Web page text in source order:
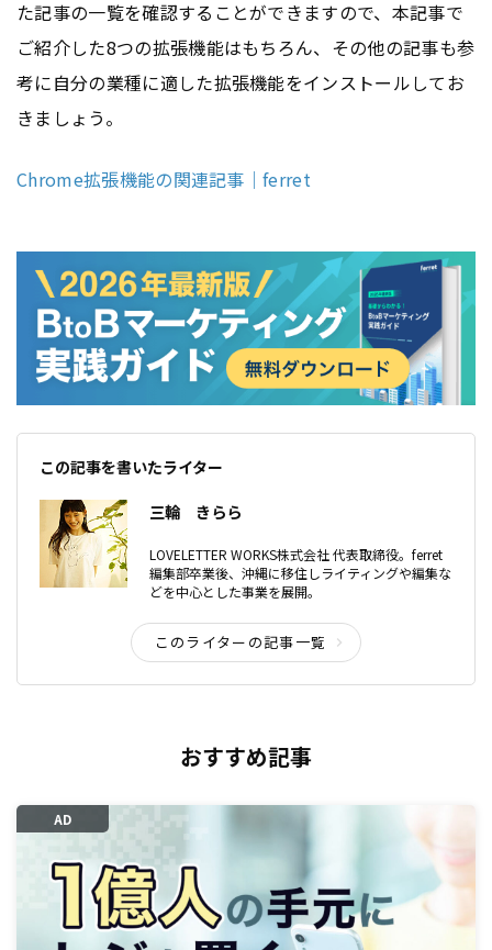
た記事の一覧を確認することができますので、本記事で
ご紹介した8つの拡張機能はもちろん、その他の記事も参
考に自分の業種に適した拡張機能をインストールしてお
きましょう。
Chrome拡張機能の関連記事｜ferret
この記事を書いたライター
三輪 きらら
LOVELETTER WORKS株式会社 代表取締役。ferret
編集部卒業後、沖縄に移住しライティングや編集な
どを中心とした事業を展開。
このライターの記事一覧
おすすめ記事
AD